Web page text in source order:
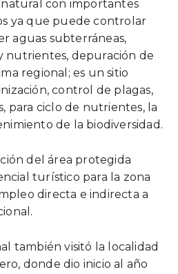
natural con importantes
ya que puede controlar
aguas subterráneas,
nutrientes, depuración de
regional; es un sitio
control de plagas,
para ciclo de nutrientes, la
de la biodiversidad.
del área protegida
turístico para la zona
directa e indirecta a
también visitó la localidad
donde dio inicio al año